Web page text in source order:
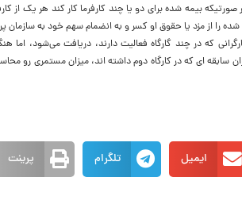
گفت: ماده۳۴ می‌گوید: در صورتیکه بیمه شده برای دو یا چند کارفرما کار کند هر
را از مزد یا حقوق او کسر و به انضمام سهم خود به سازمان
که در چند گارگاه فعالیت دارند، دریافت می‌شود، اما
سابقه ای که در کارگاه دوم داشته اند، میزان مستمری رو
ایمیل تلگرام پرینت